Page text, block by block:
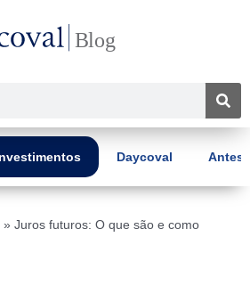
Daycoval Antes
» Juros futuros: O que são e como